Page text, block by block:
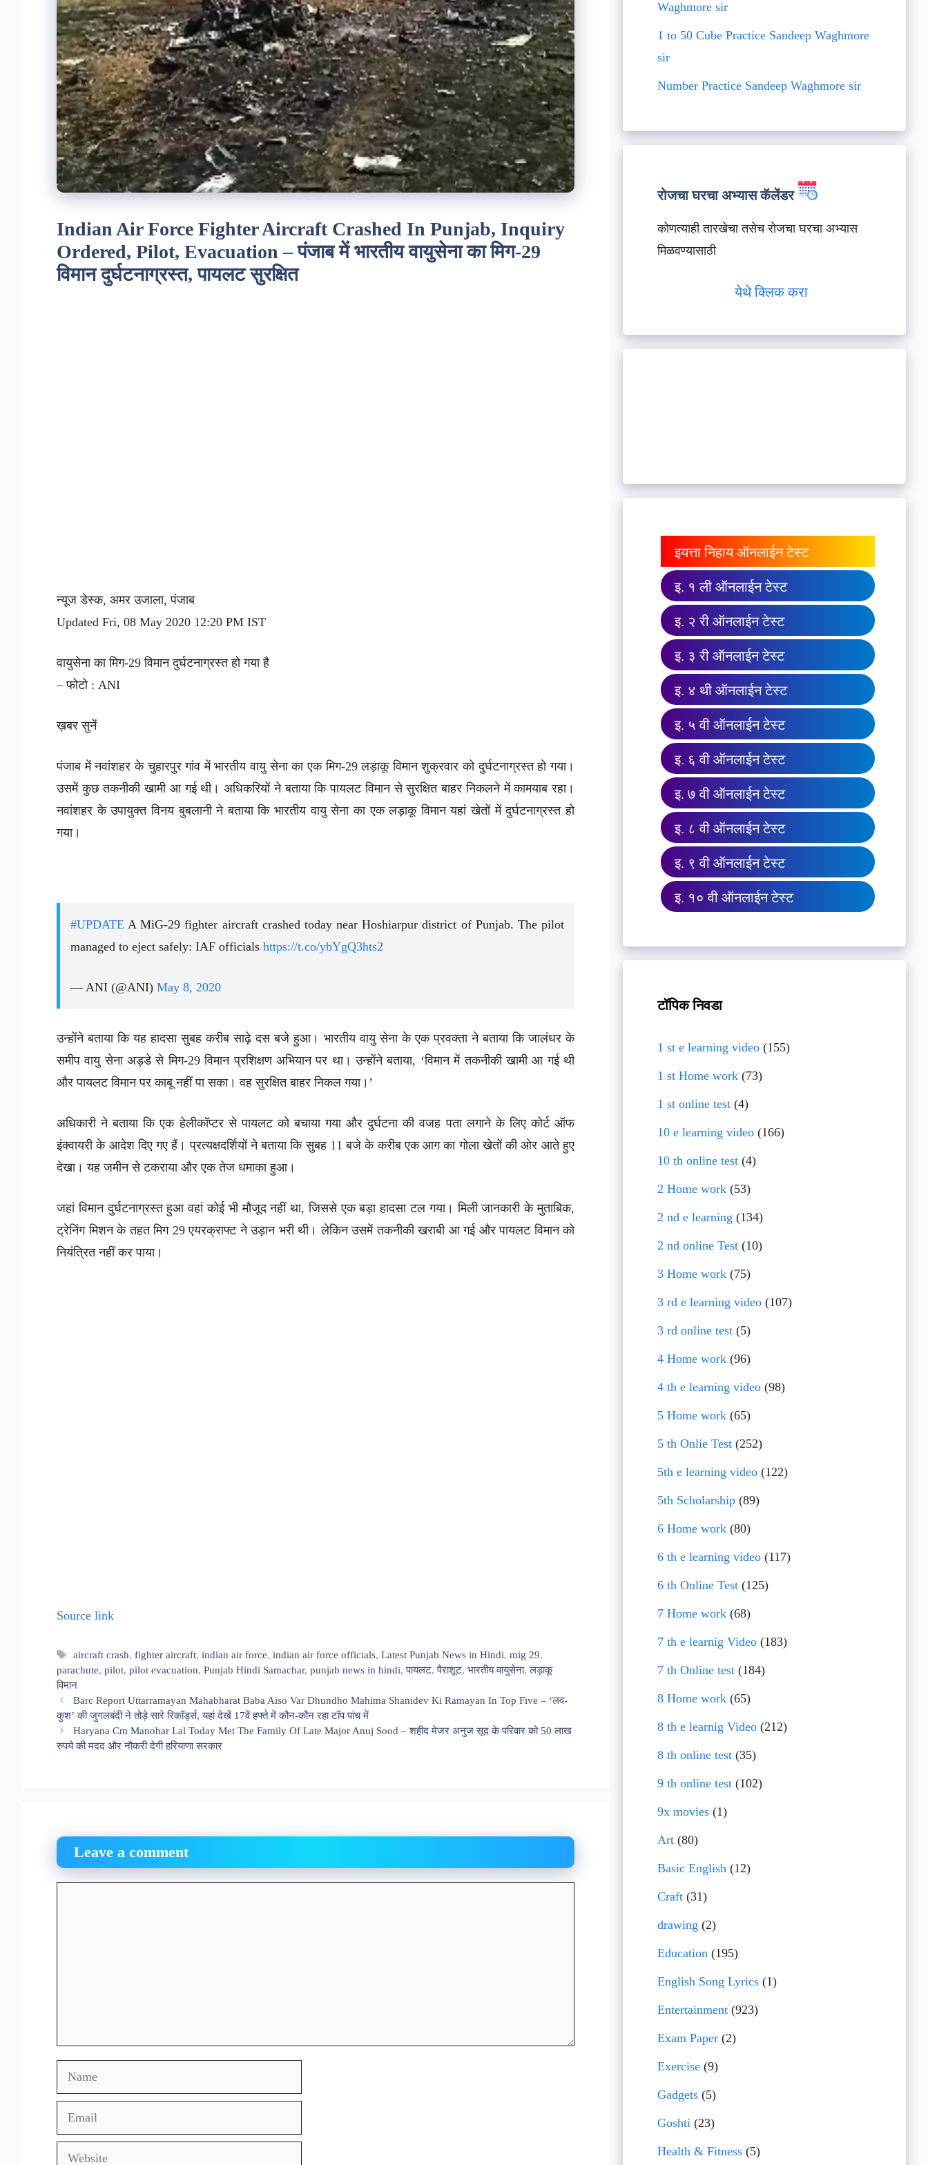
Indian Air Force Fighter Aircraft Crashed In Punjab, Inquiry
Ordered, Pilot, Evacuation – पंजाब में भारतीय वायुसेना का मिग-29
विमान दुर्घटनाग्रस्त, पायलट सुरक्षित
न्यूज डेस्क, अमर उजाला, पंजाब
Updated Fri, 08 May 2020 12:20 PM IST
वायुसेना का मिग-29 विमान दुर्घटनाग्रस्त हो गया है
– फोटो : ANI
ख़बर सुनें
पंजाब में नवांशहर के चुहारपुर गांव में भारतीय वायु सेना का एक मिग-29 लड़ाकू विमान शुक्रवार को दुर्घटनाग्रस्त हो गया।
उसमें कुछ तकनीकी खामी आ गई थी। अधिकरियों ने बताया कि पायलट विमान से सुरक्षित बाहर निकलने में कामयाब रहा।
नवांशहर के उपायुक्त विनय बुबलानी ने बताया कि भारतीय वायु सेना का एक लड़ाकू विमान यहां खेतों में दुर्घटनाग्रस्त हो
गया।
#UPDATE A MiG-29 fighter aircraft crashed today near Hoshiarpur district of Punjab. The pilot
managed to eject safely: IAF officials https://t.co/ybYgQ3hts2
— ANI (@ANI) May 8, 2020
उन्होंने बताया कि यह हादसा सुबह करीब साढ़े दस बजे हुआ। भारतीय वायु सेना के एक प्रवक्ता ने बताया कि जालंधर के
समीप वायु सेना अड्डे से मिग-29 विमान प्रशिक्षण अभियान पर था। उन्होंने बताया, ‘विमान में तकनीकी खामी आ गई थी
और पायलट विमान पर काबू नहीं पा सका। वह सुरक्षित बाहर निकल गया।’
अधिकारी ने बताया कि एक हेलीकॉप्टर से पायलट को बचाया गया और दुर्घटना की वजह पता लगाने के लिए कोर्ट ऑफ
इंक्वायरी के आदेश दिए गए हैं। प्रत्यक्षदर्शियों ने बताया कि सुबह 11 बजे के करीब एक आग का गोला खेतों की ओर आते हुए
देखा। यह जमीन से टकराया और एक तेज धमाका हुआ।
जहां विमान दुर्घटनाग्रस्त हुआ वहां कोई भी मौजूद नहीं था, जिससे एक बड़ा हादसा टल गया। मिली जानकारी के मुताबिक,
ट्रेनिंग मिशन के तहत मिग 29 एयरक्राफ्ट ने उड़ान भरी थी। लेकिन उसमें तकनीकी खराबी आ गई और पायलट विमान को
नियंत्रित नहीं कर पाया।
Source link
Tags
aircraft crash,fighter aircraft,indian air force,indian air force officials,Latest Punjab News in Hindi,mig 29,
parachute, pilot, pilot evacuation, Punjab Hindi Samachar, punjab news in hindi,पायलट,पैराशूट, भारतीय वायुसेना,लड़ाकू
विमान
Barc Report Uttarramayan Mahabharat Baba Aiso Var Dhundho Mahima Shanidev Ki Ramayan In Top Five – ‘लव-
कुश’ की जुगलबंदी ने तोड़े सारे रिकॉर्ड्स, यहां देखें 17वें हफ्ते में कौन-कौन रहा टॉप पांच में
Haryana Cm Manohar Lal Today Met The Family Of Late Major Anuj Sood – शहीद मेजर अनुज सूद के परिवार को 50 लाख
रुपये की मदद और नौकरी देगी हरियाणा सरकार
Leave a comment
Name
Email
Website
Waghmore sir
1 to 50 Cube Practice Sandeep Waghmore
sir
Number Practice Sandeep Waghmore sir
रोजचा घरचा अभ्यास कॅलेंडर
कोणत्याही तारखेचा तसेच रोजचा घरचा अभ्यास
मिळवण्यासाठी
येथे क्लिक करा
इयत्ता निहाय ऑनलाईन टेस्ट
इ. १ ली ऑनलाईन टेस्ट
इ. २ री ऑनलाईन टेस्ट
इ. ३ री ऑनलाईन टेस्ट
इ. ४ थी ऑनलाईन टेस्ट
इ. ५ वी ऑनलाईन टेस्ट
इ. ६ वी ऑनलाईन टेस्ट
इ. ७ वी ऑनलाईन टेस्ट
इ. ८ वी ऑनलाईन टेस्ट
इ. ९ वी ऑनलाईन टेस्ट
इ. १० वी ऑनलाईन टेस्ट
टॉपिक निवडा
1 st e learning video (155)
1 st Home work (73)
1 st online test (4)
10 e learning video (166)
10 th online test (4)
2 Home work (53)
2 nd e learning (134)
2 nd online Test (10)
3 Home work (75)
3 rd e learning video (107)
3 rd online test (5)
4 Home work (96)
4 th e learning video (98)
5 Home work (65)
5 th Onlie Test (252)
5th e learning video (122)
5th Scholarship (89)
6 Home work (80)
6 th e learning video (117)
6 th Online Test (125)
7 Home work (68)
7 th e learnig Video (183)
7 th Online test (184)
8 Home work (65)
8 th e learnig Video (212)
8 th online test (35)
9 th online test (102)
9x movies (1)
Art (80)
Basic English (12)
Craft (31)
drawing (2)
Education (195)
English Song Lyrics (1)
Entertainment (923)
Exam Paper (2)
Exercise (9)
Gadgets (5)
Goshti (23)
Health & Fitness (5)